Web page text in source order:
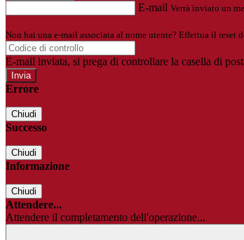
E-mail Verrà inviato un
Non hai una e-mail associata al nome utente? Effettua il reset
E-mail inviata, si prega di controllare la casella di
Errore
Chiudi
Successo
Chiudi
Informazione
Chiudi
Attendere...
Attendere il completamento dell'operazione...